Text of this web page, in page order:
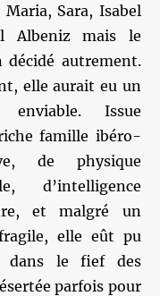
Maria, Sara, Isabel
Albeniz mais le
décidé autrement.
elle aurait eu un
enviable. Issue
famille ibéro-
de physique
d’intelligence
et malgré un
elle eût pu
dans le fief des
parfois pour